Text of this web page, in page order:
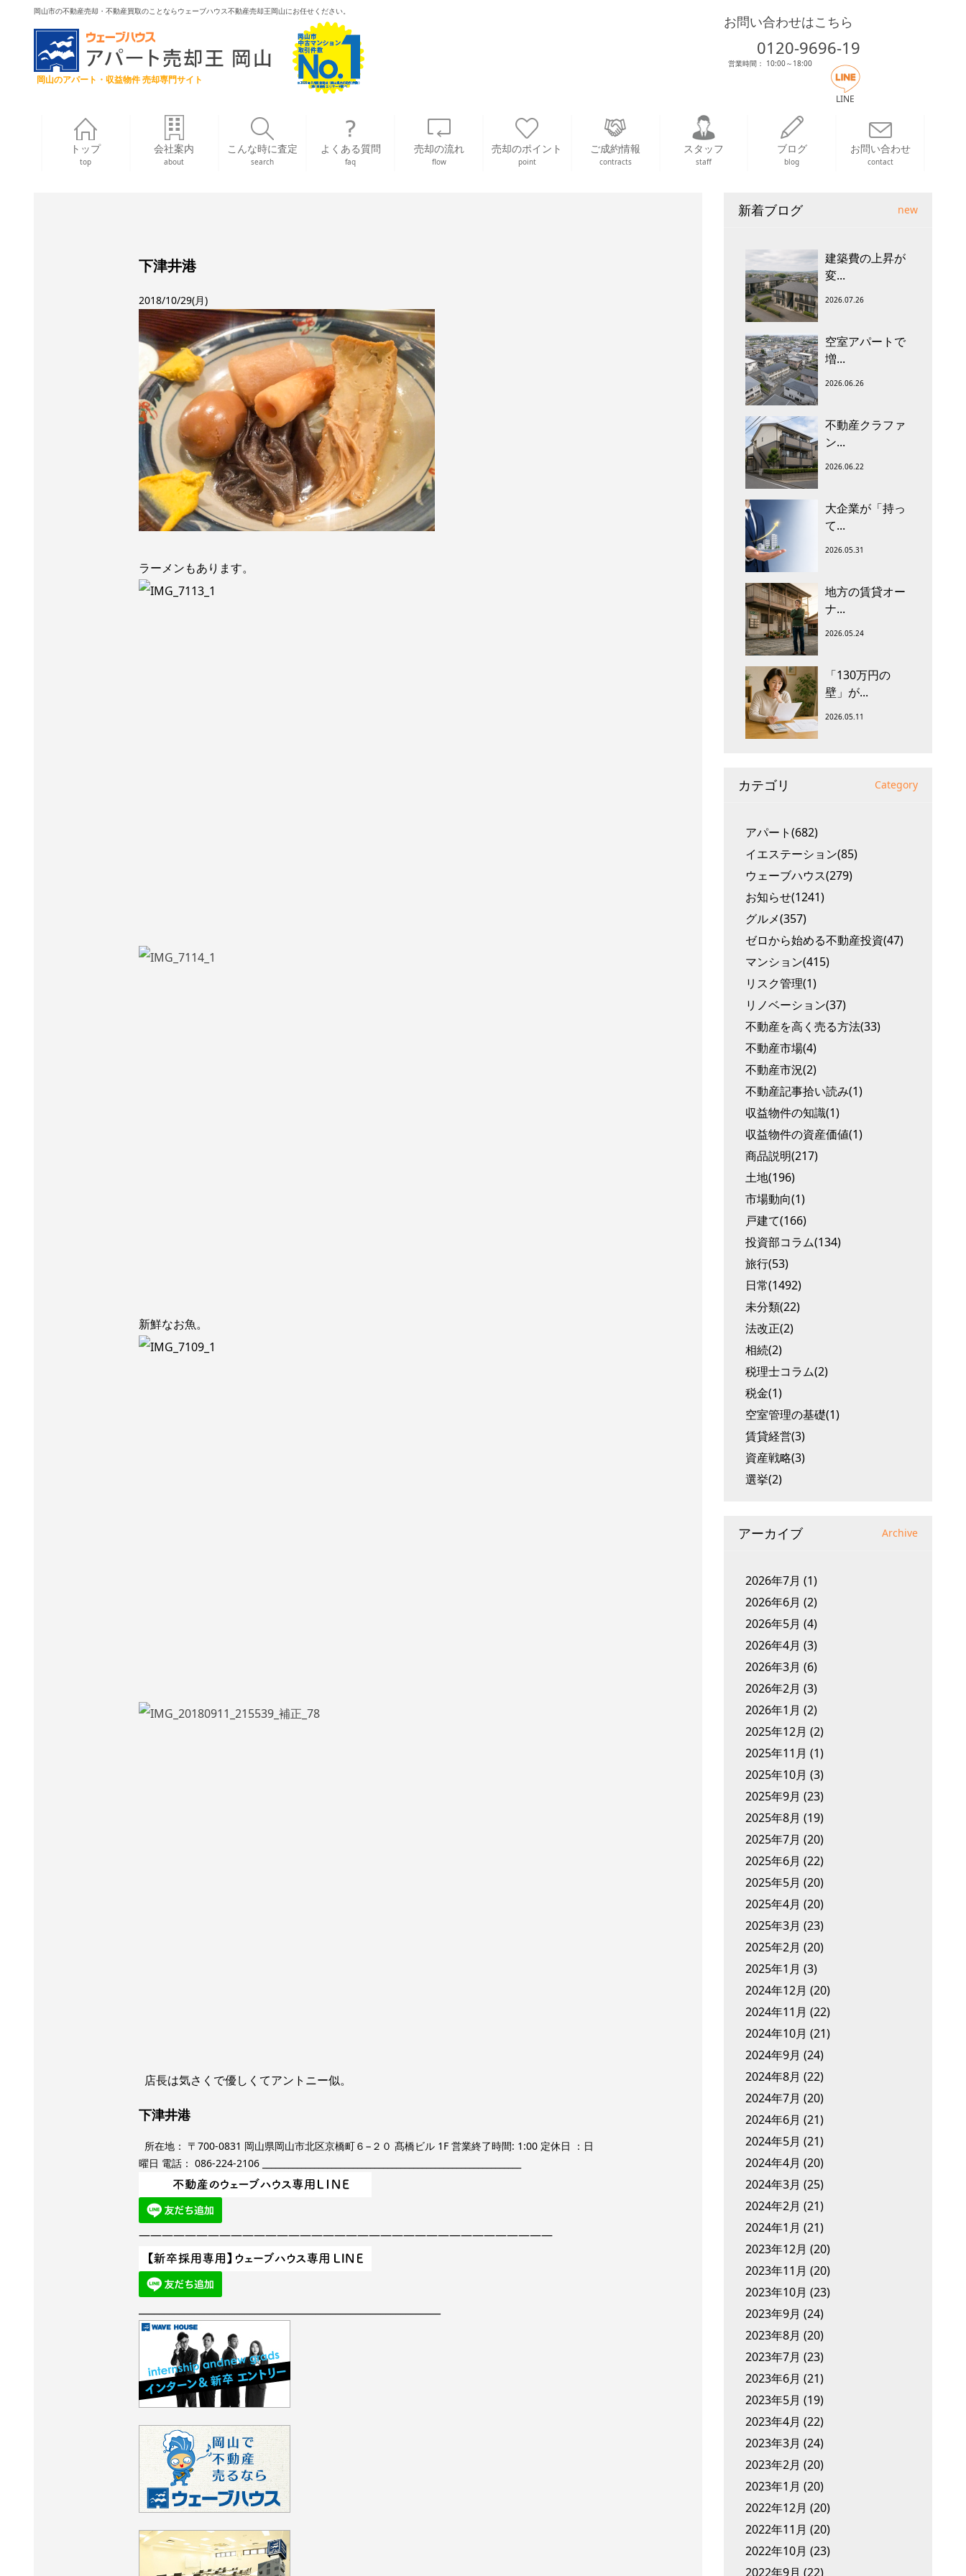
岡山市の不動産売却・不動産買取のことならウェーブハウス不動産売却王岡山にお任せください。
岡山のアパート・収益物件 売却専門サイト
お問い合わせはこちら
0120-9696-19
営業時間： 10:00～18:00
LINE
トップ
top
会社案内
about
こんな時に査定
search
よくある質問
faq
売却の流れ
flow
売却のポイント
point
ご成約情報
contracts
スタッフ
staff
ブログ
blog
お問い合わせ
contact
下津井港
2018/10/29(月)
ラーメンもあります。
新鮮なお魚。
店長は気さくで優しくてアントニー似。
下津井港
所在地： 〒700-0831 岡山県岡山市北区京橋町６−２０ 髙橋ビル 1F 営業終了時間: 1:00 定休日 ：日
曜日 電話： 086-224-2106 ____________________________________________________________
————————————————————————————————————
新着ブログ new
建築費の上昇が
変...
2026.07.26
空室アパートで
増...
2026.06.26
不動産クラファ
ン...
2026.06.22
大企業が「持っ
て...
2026.05.31
地方の賃貸オー
ナ...
2026.05.24
「130万円の
壁」が...
2026.05.11
カテゴリ Category
アパート(682)
イエステーション(85)
ウェーブハウス(279)
お知らせ(1241)
グルメ(357)
ゼロから始める不動産投資(47)
マンション(415)
リスク管理(1)
リノベーション(37)
不動産を高く売る方法(33)
不動産市場(4)
不動産市況(2)
不動産記事拾い読み(1)
収益物件の知識(1)
収益物件の資産価値(1)
商品説明(217)
土地(196)
市場動向(1)
戸建て(166)
投資部コラム(134)
旅行(53)
日常(1492)
未分類(22)
法改正(2)
相続(2)
税理士コラム(2)
税金(1)
空室管理の基礎(1)
賃貸経営(3)
資産戦略(3)
選挙(2)
アーカイブ Archive
2026年7月 (1)
2026年6月 (2)
2026年5月 (4)
2026年4月 (3)
2026年3月 (6)
2026年2月 (3)
2026年1月 (2)
2025年12月 (2)
2025年11月 (1)
2025年10月 (3)
2025年9月 (23)
2025年8月 (19)
2025年7月 (20)
2025年6月 (22)
2025年5月 (20)
2025年4月 (20)
2025年3月 (23)
2025年2月 (20)
2025年1月 (3)
2024年12月 (20)
2024年11月 (22)
2024年10月 (21)
2024年9月 (24)
2024年8月 (22)
2024年7月 (20)
2024年6月 (21)
2024年5月 (21)
2024年4月 (20)
2024年3月 (25)
2024年2月 (21)
2024年1月 (21)
2023年12月 (20)
2023年11月 (20)
2023年10月 (23)
2023年9月 (24)
2023年8月 (20)
2023年7月 (23)
2023年6月 (21)
2023年5月 (19)
2023年4月 (22)
2023年3月 (24)
2023年2月 (20)
2023年1月 (20)
2022年12月 (20)
2022年11月 (20)
2022年10月 (23)
2022年9月 (22)